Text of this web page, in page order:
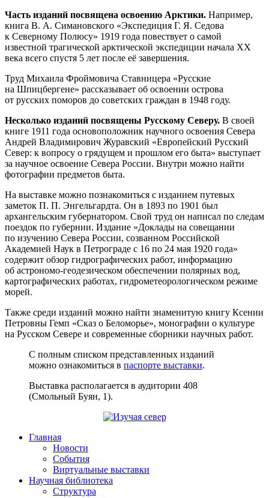
Часть изданий посвящена освоению Арктики. Например,
книга В. А. Симановского «Экспедиция Г. Я. Седова
к Северному Полюсу» 1919 года повествует о самой
известной трагической арктической экспедиции начала ХХ
века всего спустя 5 лет после её завершения.
Труд Михаила Фроймовича Ставницера «Русские
на Шпицбергене» рассказывает об освоении острова
от русских поморов до советских граждан в 1948 году.
Несколько изданий посвящены Русскому Северу. В своей
книге 1911 года основоположник научного освоения Севера
Андрей Владимирович Журавский «Европейский Русский
Север: к вопросу о грядущем и прошлом его быта» выступает
за научное освоение Севера России. Внутри можно найти
фотографии предметов быта.
На выставке можно познакомиться с изданием путевых
заметок П. П. Энгельгардта. Он в 1893 по 1901 был
архангельским губернатором. Свой труд он написал по следам
поездок по губернии. Издание «Доклады на совещании
по изучению Севера России, созванном Российской
Академией Наук в Петрограде с 16 по 24 мая 1920 года»
содержит обзор гидрографических работ, информацию
об астрономо-геодезическом обеспечении полярных вод,
картографических работах, гидрометеорологическом режиме
морей.
Также среди изданий можно найти знаменитую книгу Ксении
Петровны Гемп «Сказ о Беломорье», монографии о культуре
на Русском Севере и современные сборники научных работ.
С полным списком представленных изданий
можно ознакомиться в паспорте выставки.
Выставка располагается в аудитории 408
(Смольный Буян, 1).
Главная
Новости
События
Виртуальные выставки
Научная библиотека
Структура